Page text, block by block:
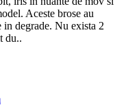
Aceste brose au
in degrade. Nu exista 2
du..